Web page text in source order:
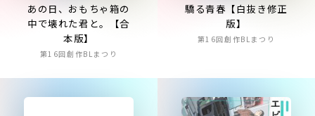
あの日、おもちゃ箱の
中で壊れた君と。【合
本版】
第16回創作BLまつり
驕る青春【白抜き修正
版】
第16回創作BLまつり